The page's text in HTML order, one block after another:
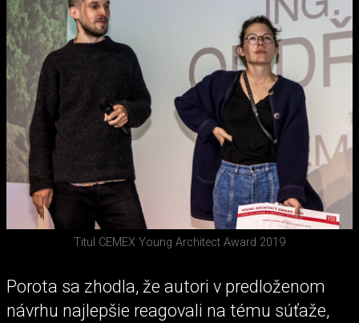
Titul CEMEX Young Architect Award 2019
Porota sa zhodla, že autori v predloženom
návrhu najlepšie reagovali na tému súťaže,